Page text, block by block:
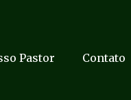
Pastor Contato